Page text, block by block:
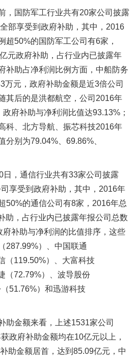
，国防军工行业共有20家公司披露
部享受到政府补助，其中，2016
超50%的国防军工公司有6家，
元政府补助，占行业内已披露年
补助占净利润比例方面，中船防务
万元，政府补助金额是近3倍公司
其后的是洪都航空，公司2016年
府补助与净利润比值达93.13%；
科、北方导航、振芯科技2016年
分别为79.04%、69.86%、
日，通信行业共有33家公司披露
享受到政府补助，其中，2016年
50%的通信公司有8家，2016年总
助，占行业内已披露年报公司总数
补助与净利润的比值排序，这些
287.99%）、中国联通
（119.50%）、大富科技
（72.79%）、波导股份
51.76%）和迅游科技
助金额来看，上述1531家公司
政府补助金额均在10亿元以上，
助金额居首，达到85.09亿元，中